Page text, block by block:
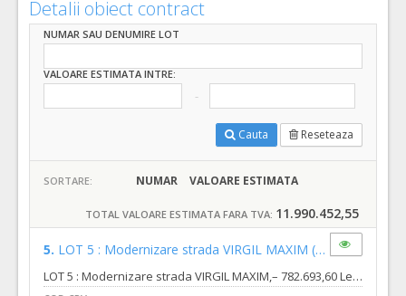
Detalii obiect contract
NUMAR SAU DENUMIRE LOT
VALOARE ESTIMATA INTRE:
Cauta Reseteaza
SORTARE: NUMAR VALOARE ESTIMATA
TOTAL VALOARE ESTIMATA FARA TVA: 11.990.452,55
5. LOT 5 : Modernizare strada VIRGIL MAXIM (LOT-0005)
LOT 5 : Modernizare strada VIRGIL MAXIM,– 782.693,60 Lei (fără TVA), din care: a) Valoare proiectare : 13.547,84 lei fara TVA din care : b) Valoare executie lucrari : 769.145,76 lei fara TVA LOT 5 Modernizare strada VIRGIL MAXIM Strada Virgil Maxim este situată în partea de sud a municipiului Oradea, în zona industrială de est, în cartierul Tineretului. Strada se desfășoară între două brațe ale străzii George Bacaloglu. Lungimea străzii este de 325,86 m, suprafața totală amenajată prin obiectiv este de 4.686,00 mp. Destinaţie şi funcţiuni: - se va realiza carosabil și trotuare modernizate; - se va studia și amenajarea intersecțiilor cu străzile adiacente, acolo unde este cazul; - se va soluționa scurgerea apelor pluviale; - se vor realiza accesele la proprietățile adiacente; - se vor amenaja spațiile verzi (unde este cazul), doar la nivel de teren fertil